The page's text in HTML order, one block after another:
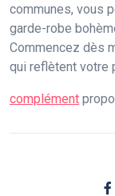
communes, vous
garde-robe
Commencez dès
qui reflètent votre
complément